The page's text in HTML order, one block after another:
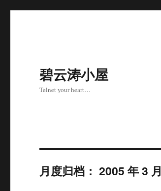
碧云涛小屋
Telnet your heart…
月度归档：2005 年 3 月